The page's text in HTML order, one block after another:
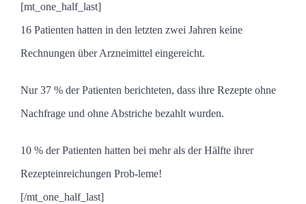
[mt_one_half_last]
16 Patienten hatten in den letzten zwei Jahren keine
Rechnungen über Arzneimittel eingereicht.
Nur 37 % der Patienten berichteten, dass ihre Rezepte ohne
Nachfrage und ohne Abstriche bezahlt wurden.
10 % der Patienten hatten bei mehr als der Hälfte ihrer
Rezepteinreichungen Prob-leme!
[/mt_one_half_last]